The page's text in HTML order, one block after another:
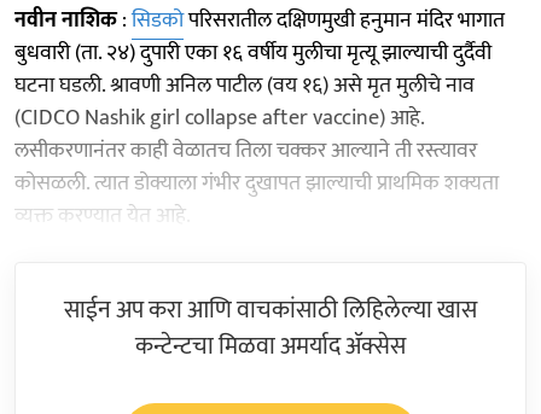
नवीन नाशिक:सिडकोपरिसरातील दक्षिणमुखी हनुमान मंदिर भागात
बुधवारी (ता. २४) दुपारी एका १६ वर्षीय मुलीचा मृत्यू झाल्याची दुर्दैवी
घटना घडली. श्रावणी अनिल पाटील (वय १६) असे मृत मुलीचे नाव
(CIDCO Nashik girl collapse after vaccine) आहे.
लसीकरणानंतर काही वेळातच तिला चक्कर आल्याने ती रस्त्यावर
कोसळली. त्यात डोक्याला गंभीर दुखापत झाल्याची प्राथमिक शक्यता
व्यक्त करण्यात येत आहे.
साईन अप करा आणि वाचकांसाठी लिहिलेल्या खास
कन्टेन्टचा मिळवा अमर्याद ॲक्सेस